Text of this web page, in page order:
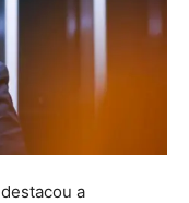
destacou a